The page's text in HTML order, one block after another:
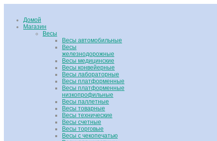
Домой
Магазин
Весы
Весы автомобильные
Весы
железнодорожные
Весы медицинские
Весы конвейерные
Весы лабораторные
Весы платформенные
Весы платформенные
низкопрофильные
Весы паллетные
Весы товарные
Весы технические
Весы счетные
Весы торговые
Весы с чекопечатью